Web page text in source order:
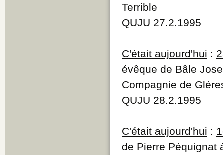
Terrible
QUJU 27.2.1995
C'était aujourd'hui :
évêque de Bâle
Compagnie de
QUJU 28.2.1995
C'était aujourd'hui :
de Pierre Péquignat